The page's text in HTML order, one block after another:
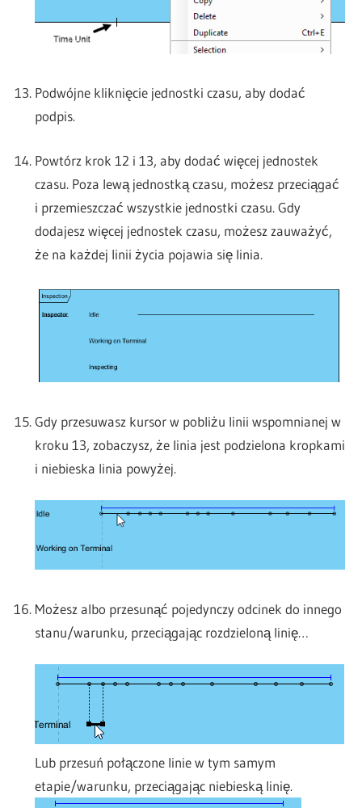
Podwójne kliknięcie jednostki czasu, aby dodać
podpis.
Powtórz krok 12 i 13, aby dodać więcej jednostek
czasu. Poza lewą jednostką czasu, możesz przeciągać
i przemieszczać wszystkie jednostki czasu. Gdy
dodajesz więcej jednostek czasu, możesz zauważyć,
że na każdej linii życia pojawia się linia.
Gdy przesuwasz kursor w pobliżu linii wspomnianej w
kroku 13, zobaczysz, że linia jest podzielona kropkami
i niebieska linia powyżej.
Możesz albo przesunąć pojedynczy odcinek do innego
stanu/warunku, przeciągając rozdzieloną linię…
Lub przesuń połączone linie w tym samym
etapie/warunku, przeciągając niebieską linię.